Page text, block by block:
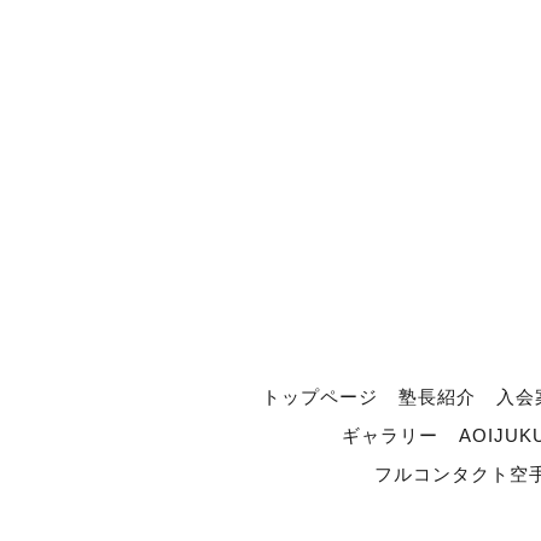
トップページ 塾長紹介
入
ギャラリー
フルコンタクト空